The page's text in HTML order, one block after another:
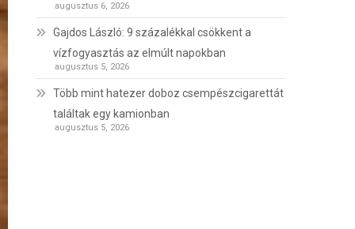
augusztus 6, 2026
Gajdos László: 9 százalékkal csökkent a
vízfogyasztás az elmúlt napokban
augusztus 5, 2026
Több mint hatezer doboz csempészcigarettát
találtak egy kamionban
augusztus 5, 2026